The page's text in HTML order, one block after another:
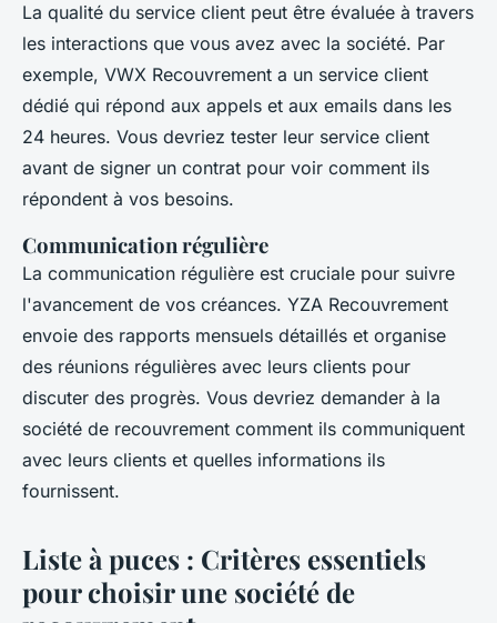
La qualité du service client peut être évaluée à travers
les interactions que vous avez avec la société. Par
exemple, VWX Recouvrement a un service client
dédié qui répond aux appels et aux emails dans les
24 heures. Vous devriez tester leur service client
avant de signer un contrat pour voir comment ils
répondent à vos besoins.
Communication régulière
La communication régulière est cruciale pour suivre
l'avancement de vos créances. YZA Recouvrement
envoie des rapports mensuels détaillés et organise
des réunions régulières avec leurs clients pour
discuter des progrès. Vous devriez demander à la
société de recouvrement comment ils communiquent
avec leurs clients et quelles informations ils
fournissent.
Liste à puces : Critères essentiels
pour choisir une société de